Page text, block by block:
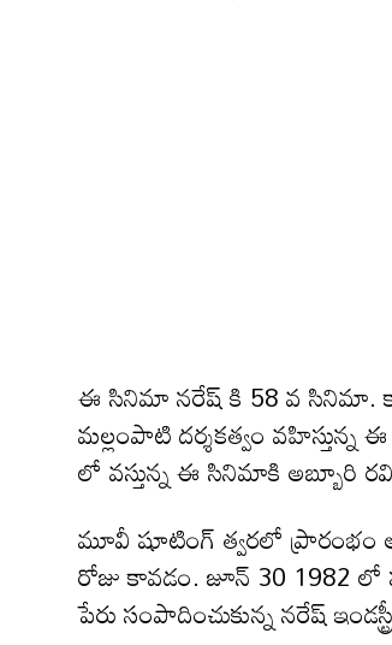
ఈ సినిమా నరేష్ కి 58 వ సినిమా.
మల్లంపాటి దర్శకత్వం
లో వస్తున్న ఈ సినిమాకి అబ్బూరి
మూవీ షూటింగ్ త్వరలో ప్రారంభం
రోజు కావడం. జూన్ 30 1982 లో
పేరు సంపాదించుకున్న నరేష్